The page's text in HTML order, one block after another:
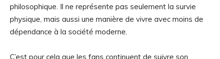
philosophique. Il ne représente pas seulement la survie
physique, mais aussi une manière de vivre avec moins de
dépendance à la société moderne.
C’est pour cela que les fans continuent de suivre son